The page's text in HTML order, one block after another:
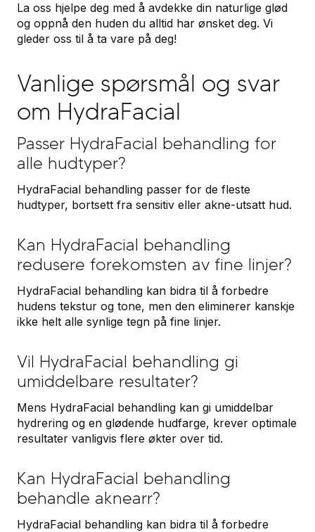
La oss hjelpe deg med å avdekke din naturlige glød
og oppnå den huden du alltid har ønsket deg. Vi
gleder oss til å ta vare på deg!
Vanlige spørsmål og svar
om HydraFacial
Passer HydraFacial behandling for
alle hudtyper?
HydraFacial behandling passer for de fleste
hudtyper, bortsett fra sensitiv eller akne-utsatt hud.
Kan HydraFacial behandling
redusere forekomsten av fine linjer?
HydraFacial behandling kan bidra til å forbedre
hudens tekstur og tone, men den eliminerer kanskje
ikke helt alle synlige tegn på fine linjer.
Vil HydraFacial behandling gi
umiddelbare resultater?
Mens HydraFacial behandling kan gi umiddelbar
hydrering og en glødende hudfarge, krever optimale
resultater vanligvis flere økter over tid.
Kan HydraFacial behandling
behandle aknearr?
HydraFacial behandling kan bidra til å forbedre